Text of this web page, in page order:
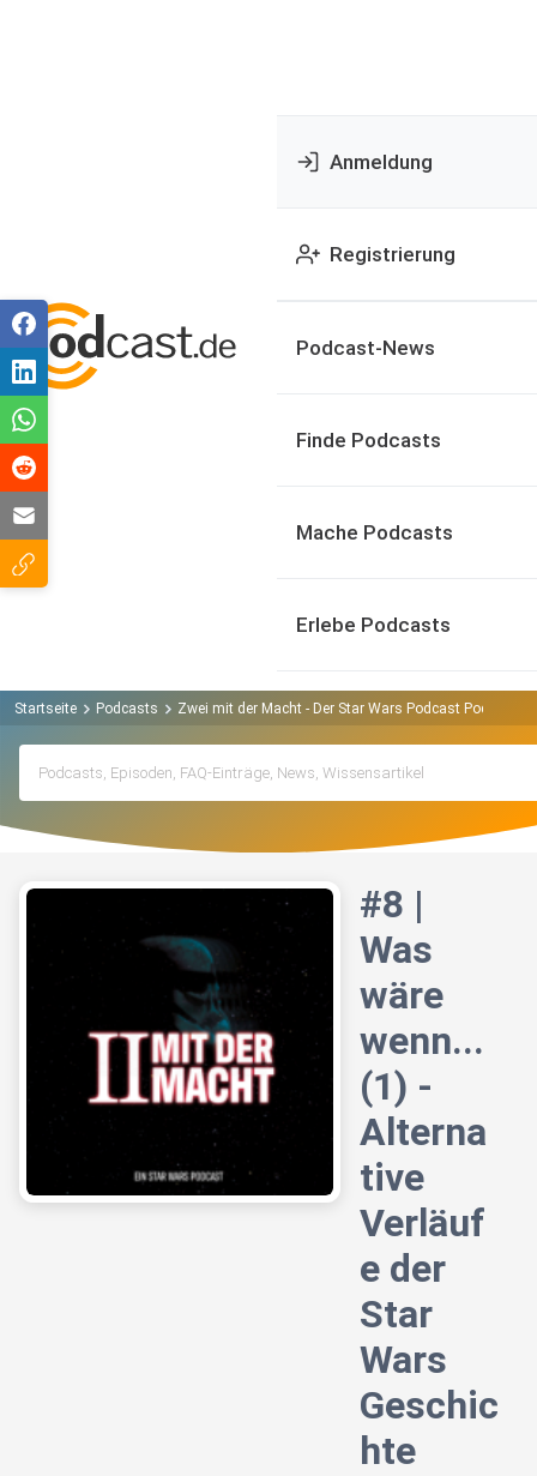
Anmeldung
Registrierung
Podcast-News
Finde Podcasts
Mache Podcasts
Erlebe Podcasts
Startseite Podcasts Zwei mit der Macht - Der Star Wars Podcast Podcast
#8 |
Was
wäre
wenn...
(1) -
Alterna
tive
Verläuf
e der
Star
Wars
Geschic
hte